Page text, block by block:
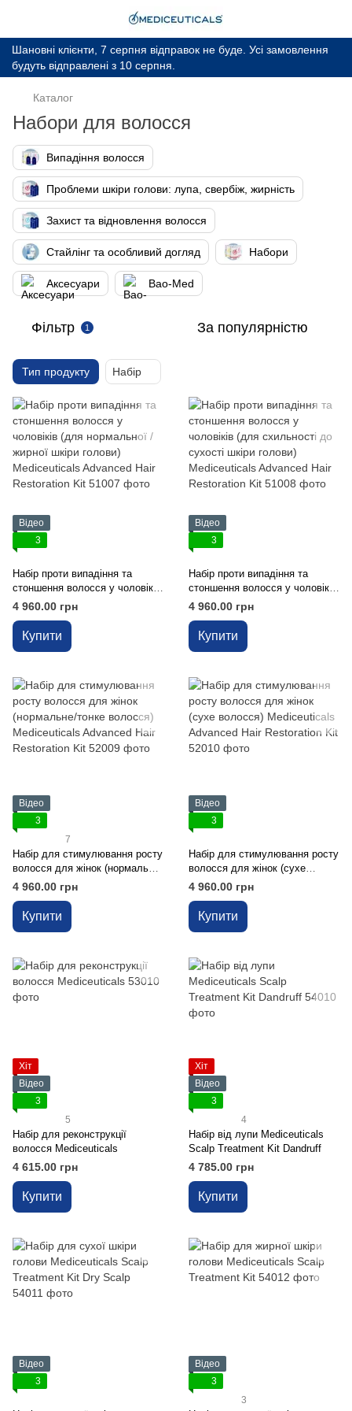
Шановні клієнти, 7 серпня відправок не буде. Усі замовлення
будуть відправлені з 10 серпня.
Каталог
Набори для волосся
Випадіння волосся
Проблеми шкіри голови: лупа, свербіж, жирність
Захист та відновлення волосся
Стайлінг та особливий догляд Набори
Аксесуари Bao-Med
Фільтр 1 За популярністю
Тип продукту Набір
Відео
3
Набір проти випадіння та
стоншення волосся у чоловіків
(для нормальної / жирної шкіри
голови) Mediceuticals Advanced
Hair Restoration Kit
4 960.00 грн
Купити
Відео
3
Набір проти випадіння та
стоншення волосся у чоловіків
(для схильності до сухості
шкіри голови) Mediceuticals
Advanced Hair Restoration Kit
4 960.00 грн
Купити
Відео
3
7
Набір для стимулювання росту
волосся для жінок (нормальне/
тонке волосся) Mediceuticals
Advanced Hair Restoration Kit
4 960.00 грн
Купити
Відео
3
Набір для стимулювання росту
волосся для жінок (сухе
волосся) Mediceuticals
Advanced Hair Restoration Kit
4 960.00 грн
Купити
Хіт
Відео
3
5
Набір для реконструкції
волосся Mediceuticals
4 615.00 грн
Купити
Хіт
Відео
3
4
Набір від лупи Mediceuticals
Scalp Treatment Kit Dandruff
4 785.00 грн
Купити
Відео
3
Відео
3
3